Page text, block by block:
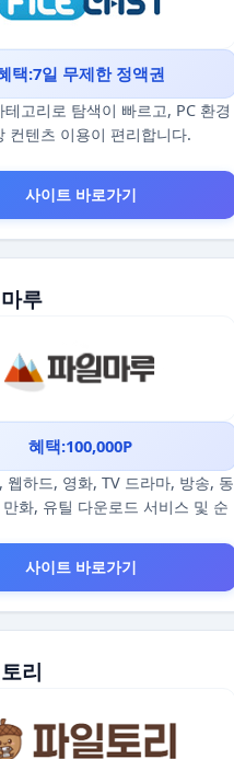
택:7일 무제한 정액권
고리로 탐색이 빠르고, PC 환경
컨텐츠 이용이 편리합니다.
사이트 바로가기
루
혜택:100,000P
웹하드, 영화, TV 드라마, 방송, 동
화, 유틸 다운로드 서비스 및 순
사이트 바로가기
리